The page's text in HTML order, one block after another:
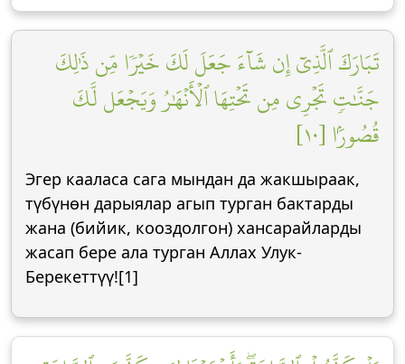
تَبَارَكَ ٱلَّذِيٓ إِن شَآءَ جَعَلَ لَكَ خَيۡرٗا مِّن ذَٰلِكَ
جَنَّٰتٖ تَجۡرِي مِن تَحۡتِهَا ٱلۡأَنۡهَٰرُ وَيَجۡعَل لَّكَ
قُصُورَۢا [١٠]
Эгер кааласа сага мындан да жакшыраак,
түбүнөн дарыялар агып турган бактарды
жана (бийик, кооздолгон) хансарайларды
жасап бере ала турган Аллах Улук-
Берекеттүү![1]